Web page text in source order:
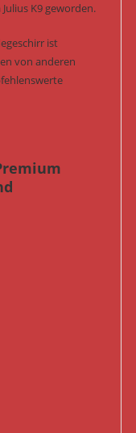
K9 geworden.
ist
von anderen